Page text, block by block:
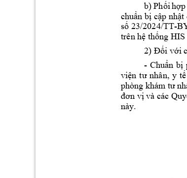
b) Phối
chuẩn bị cập nhật
số 23/2024/TT-
trên hệ thống HIS
2) Đối với
- Chuẩn bị
viện tư nhân, y tế
phòng khám tư
đơn vị và các
này.